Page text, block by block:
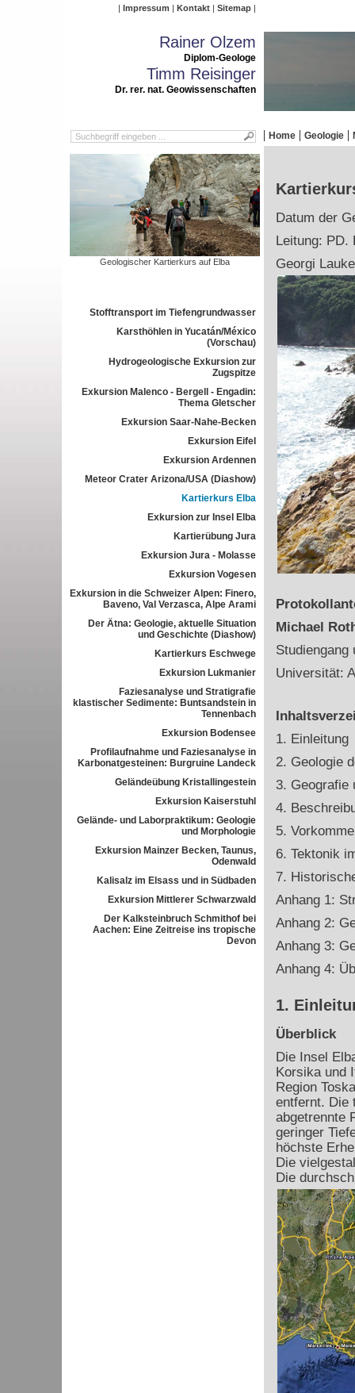
Impressum Kontakt Sitemap
Rainer Olzem
Diplom-Geologe
Timm Reisinger
Dr. rer. nat. Geowissenschaften
Home Geologie
Geologischer Kartierkurs auf Elba
Stofftransport im Tiefengrundwasser
Karsthöhlen in Yucatán/México
(Vorschau)
Hydrogeologische Exkursion zur
Zugspitze
Exkursion Malenco - Bergell - Engadin:
Thema Gletscher
Exkursion Saar-Nahe-Becken
Exkursion Eifel
Exkursion Ardennen
Meteor Crater Arizona/USA (Diashow)
Kartierkurs Elba
Exkursion zur Insel Elba
Kartierübung Jura
Exkursion Jura - Molasse
Exkursion Vogesen
Exkursion in die Schweizer Alpen: Finero,
Baveno, Val Verzasca, Alpe Arami
Der Ätna: Geologie, aktuelle Situation
und Geschichte (Diashow)
Kartierkurs Eschwege
Exkursion Lukmanier
Faziesanalyse und Stratigrafie
klastischer Sedimente: Buntsandstein in
Tennenbach
Exkursion Bodensee
Profilaufnahme und Faziesanalyse in
Karbonatgesteinen: Burgruine Landeck
Geländeübung Kristallingestein
Exkursion Kaiserstuhl
Gelände- und Laborpraktikum: Geologie
und Morphologie
Exkursion Mainzer Becken, Taunus,
Odenwald
Kalisalz im Elsass und in Südbaden
Exkursion Mittlerer Schwarzwald
Der Kalksteinbruch Schmithof bei
Aachen: Eine Zeitreise ins tropische
Devon
Datum der
Leitung: PD.
Georgi
Michael
Universität:
1. Einleitung
2. Geologie
3. Geografie
4.
5.
6. Tektonik
7.
Anhang 1:
Anhang 2:
Anhang 3:
Anhang 4:
1.
Überblick
Die Insel
Korsika und
Region
entfernt. Die
abgetrennte
geringer
höchste
Die
Die